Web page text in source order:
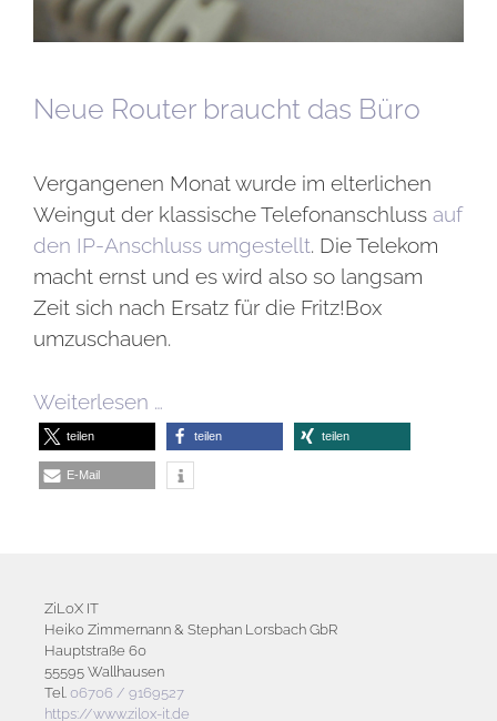
Neue Router braucht das Büro
Vergangenen Monat wurde im elterlichen
Weingut der klassische Telefonanschluss auf
den IP-Anschluss umgestellt. Die Telekom
macht ernst und es wird also so langsam
Zeit sich nach Ersatz für die Fritz!Box
umzuschauen.
Weiterlesen …
teilen teilen teilen
E-Mail
ZiLoX IT
Heiko Zimmernann & Stephan Lorsbach GbR
Hauptstraße 60
55595 Wallhausen
Tel. 06706 / 9169527
https://www.zilox-it.de